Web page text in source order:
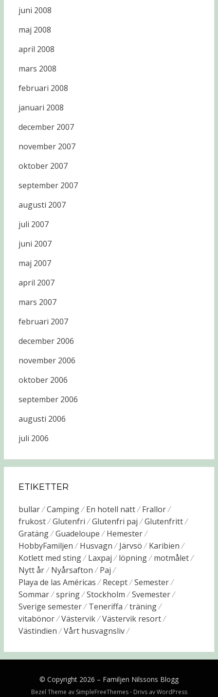
juni 2008
maj 2008
april 2008
mars 2008
februari 2008
januari 2008
december 2007
november 2007
oktober 2007
september 2007
augusti 2007
juli 2007
juni 2007
maj 2007
april 2007
mars 2007
februari 2007
december 2006
november 2006
oktober 2006
september 2006
augusti 2006
juli 2006
ETIKETTER
bullar Camping En hotell natt
Frallor
frukost
Glutenfri Glutenfri paj
Glutenfritt
Gratäng
Guadeloupe
Hemester
HobbyFamiljen
Husvagn Järvsö
Karibien
Kotlett med sting
Laxpaj löpning
motmålet
Nytt år
Nyårsafton
Paj
Playa de las Américas
Recept
Semester
Sommar
spring Stockholm
Svemester
Sverige semester
Teneriffa
träning
vitabönor
Västervik
Västervik resort
Västindien
Vårt husvagnsliv
© Copyright 2026 – Familjen Nilssons Blogg
Bezel Theme av SimpleFreeThemes ⋅ Drivs avWordPress